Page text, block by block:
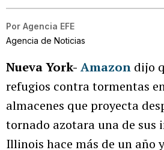
Por Agencia EFE
Agencia de Noticias
Nueva York- Amazon dijo
refugios contra tormentas
almacenes que proyecta
tornado azotara una de sus
Illinois hace más de un año